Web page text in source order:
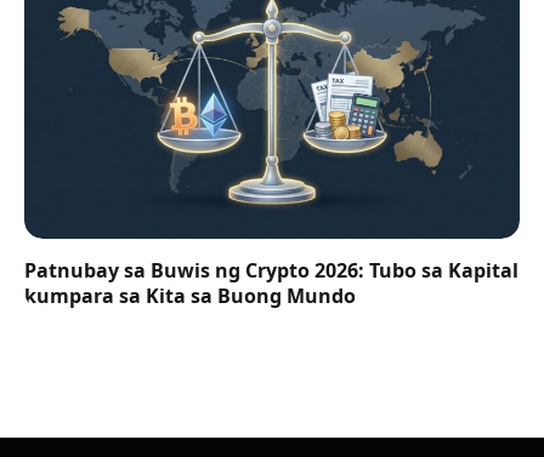
Patnubay sa Buwis ng Crypto 2026: Tubo sa Kapital
kumpara sa Kita sa Buong Mundo